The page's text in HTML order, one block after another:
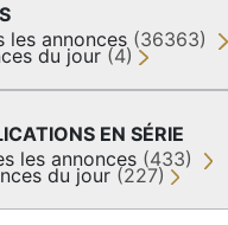
les annonces (36363)
du jour (4)
EN SÉRIE
les annonces (433)
du jour (227)